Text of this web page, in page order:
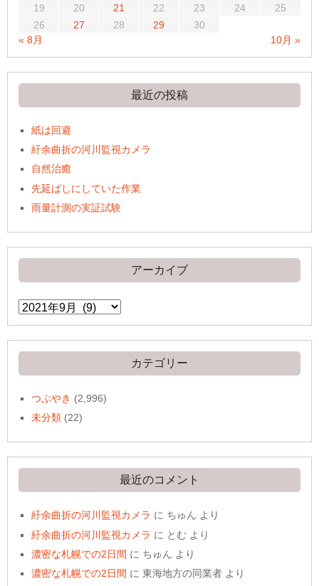
19
20 21 22 23 24
25
26
27 28 29
30
« 8月
10月 »
最近の投稿
紙は回避
紆余曲折の河川監視カメラ
自然治癒
先延ばしにしていた作業
雨量計測の実証試験
アーカイブ
ア
ー
イ
ブ
カテゴリー
つぶやき (2,996)
未分類 (22)
最近のコメント
紆余曲折の河川監視カメラ に ちゅん より
紆余曲折の河川監視カメラ に とむ より
濃密な札幌での2日間 に ちゅん より
濃密な札幌での2日間 に東海地方の同業者 より